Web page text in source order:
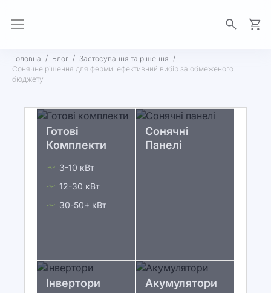
Головна Блог
Застосування та рішення
Сонячне рішення для ферми: ефективний вибір за обмеженого
бюджету
Готові
Комплекти
3-10 кВт
12-30 кВт
30-50+ кВт
Сонячні
Панелі
Інвертори Акумулятори